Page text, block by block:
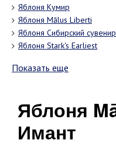
Яблоня Кумир
Яблоня Mālus Liberti
Яблоня Сибирский сувенир
Яблоня Stark's Earliest
Показать еще
Яблоня Mālus
Имант